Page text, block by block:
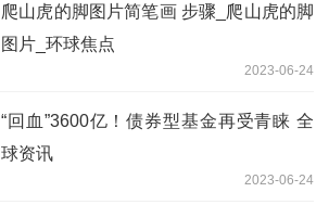
爬山虎的脚图片简笔画 步骤_爬山虎的脚
图片_环球焦点
2023-06-24
“回血”3600亿！债券型基金再受青睐 全
球资讯
2023-06-24